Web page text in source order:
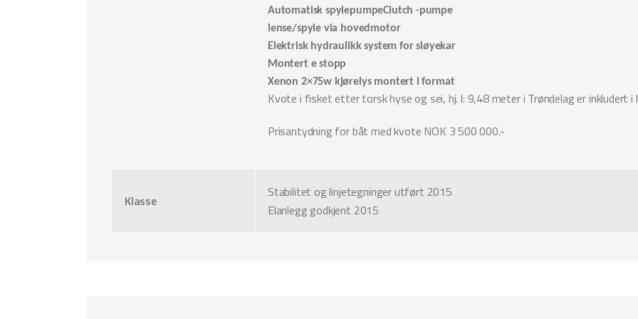
Automatisk spylepumpeClutch -pumpe
lense/spyle via hovedmotor
Elektrisk hydraulikk system for sløyekar
Montert e stopp
Xenon 2×75w kjørelys montert i format
Kvote i fisket etter torsk hyse og sei, hj. l: 9,48 meter i Trøndelag er inkludert i
Prisantydning for båt med kvote NOK 3 500 000.-
Klasse
Stabilitet og linjetegninger utført 2015
Elanlegg godkjent 2015